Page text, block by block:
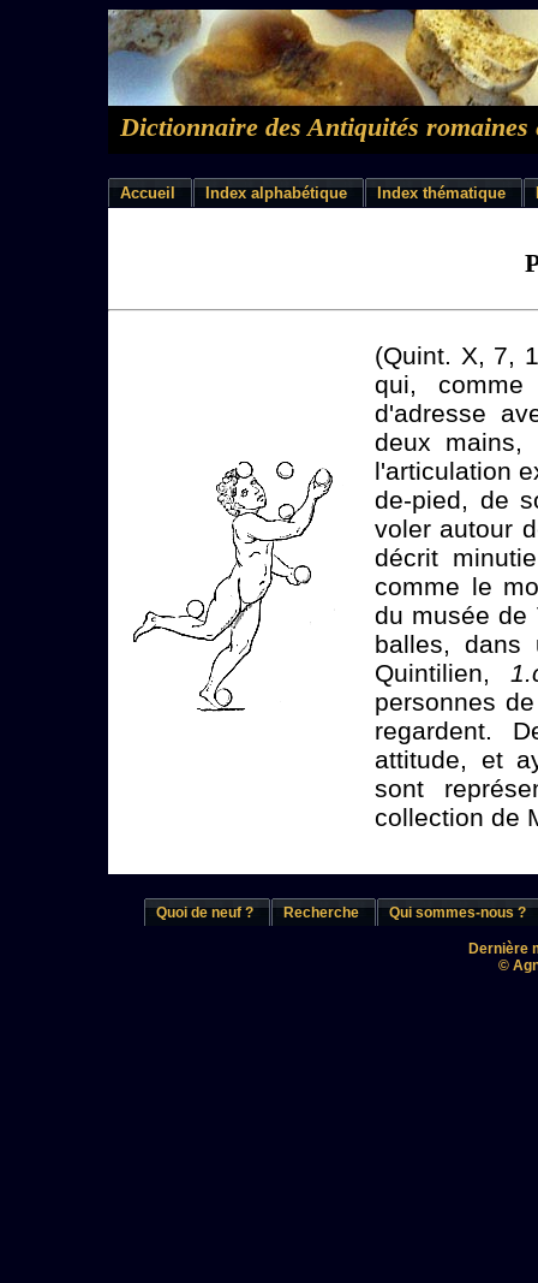
Dictionnaire des Antiquités romaines
Accueil Index alphabétique Index thématique
(Quint. X, 7,
qui,
d'adresse
deux mains,
l'articulation
de-pied, de
voler autour
décrit
comme le
du musée de
balles,
Quintilien,
personnes
regardent.
attitude, et
sont
collection de
Quoi de neuf ? Recherche Qui sommes-nous ?
Dernière
©